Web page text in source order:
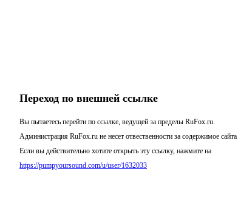
Переход по внешней ссылке
Вы пытаетесь перейти по ссылке, ведущей за пределы RuFox.ru.
Администрация RuFox.ru не несет отвественности за содержимое сайта
Если вы действительно хотите открыть эту ссылку, нажмите на
https://pumpyoursound.com/u/user/1632033